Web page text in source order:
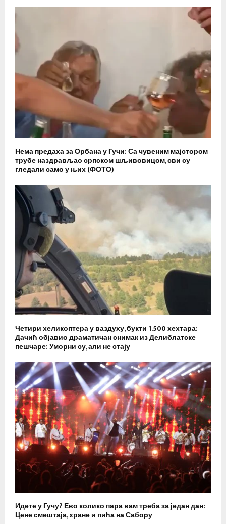
Нема предаха за Орбана у Гучи: Са чувеним мајстором
трубе наздрављао српском шљивовицом, сви су
гледали само у њих (ФОТО)
Четири хеликоптера у ваздуху, букти 1.500 хехтара:
Дачић објавио драматичан снимак из Делиблатске
пешчаре: Уморни су, али не стају
Идете у Гучу? Ево колико пара вам треба за један дан:
Цене смештаја, хране и пића на Сабору